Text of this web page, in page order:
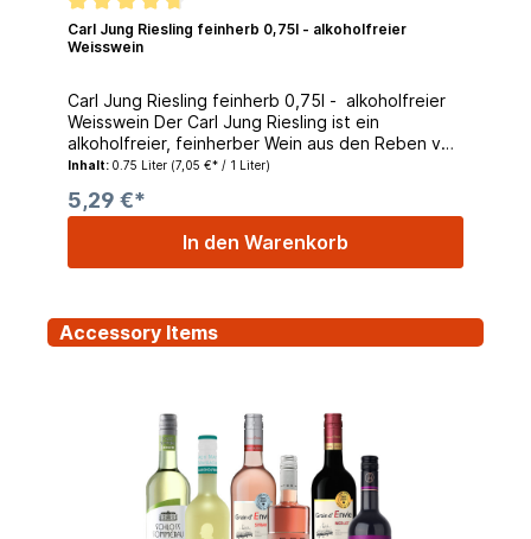
Carl Jung Riesling feinherb 0,75l - alkoholfreier
Weisswein
Carl Jung Riesling feinherb 0,75l - alkoholfreier
Weisswein Der Carl Jung Riesling ist ein
alkoholfreier, feinherber Wein aus den Reben von
Rhein und Mosel. Die Rebsorte "Riesling" bringt
auf diesen Weißwein übertragen wird. Leichte
dieses alkoholfreien Weins ab.
Serviertemperatur: 6-8° Zutaten: Alkoholfreier
Carl Jung GmbH mit Sitz in Rüdesheim ist ein
traditionsreiches Unternehmen mit mehr als
eine elegante und wohlschmeckende Alternative
für alle die auf Alkohol verzichten wollen oder
müssen. Mit einem Restalkohol von 0,2% hat der
Wein zwar weniger Alkoholgehalt als so mancher
Saft, ist jedoch dennoch, durch den Geschmack
nicht für Alkoholkranke Menschen geeignet.
Inhalt: 0.75 Liter (7,05 €* / 1 Liter)
5,29 €*
In den Warenkorb
Accessory Items